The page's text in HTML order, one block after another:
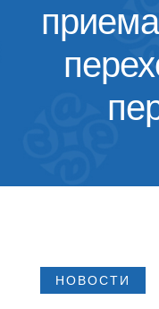
НОВОСТИ